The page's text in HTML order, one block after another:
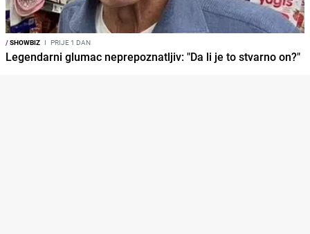
/SHOWBIZ I PRIJE 1 DAN
Legendarni glumac neprepoznatljiv: "Da li je to stvarno on?"